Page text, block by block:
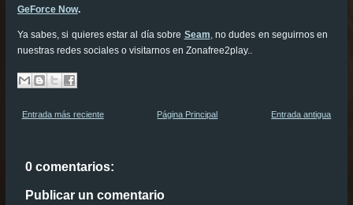
GeForce Now.
Ya sabes, si quieres estar al día sobre Seam,no dudes en seguirnos en
nuestras redes sociales o visitarnos en Zonafree2play..
Entrada más reciente Entrada antigua
Página Principal
0 comentarios:
Publicar un comentario